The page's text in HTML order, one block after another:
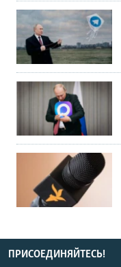
ПРИСОЕДИНЯЙТЕСЬ!